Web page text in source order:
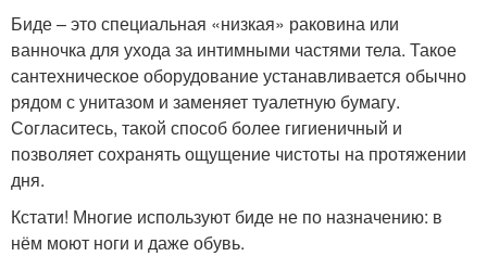
Биде – это специальная «низкая» раковина или
ванночка для ухода за интимными частями тела. Такое
сантехническое оборудование устанавливается обычно
рядом с унитазом и заменяет туалетную бумагу.
Согласитесь, такой способ более гигиеничный и
позволяет сохранять ощущение чистоты на протяжении
дня.
Кстати! Многие используют биде не по назначению: в
нём моют ноги и даже обувь.